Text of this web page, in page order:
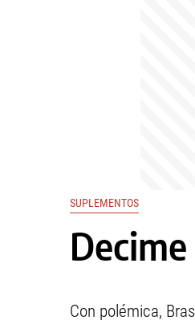
SUPLEMENTOS
Con polémica,